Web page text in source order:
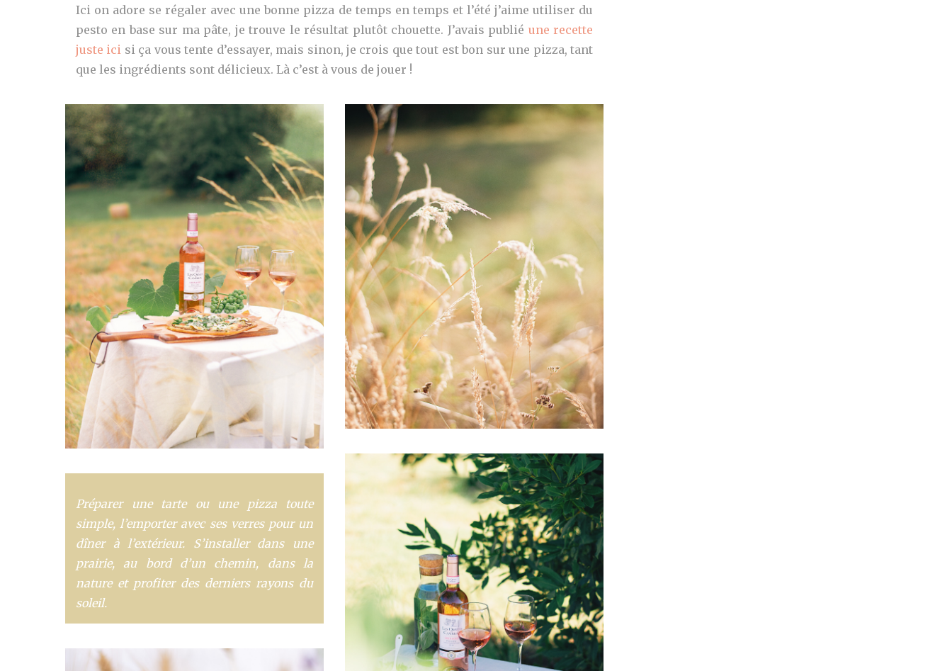
Ici on adore se régaler avec une bonne pizza de temps en temps et l’été j’aime utiliser du
pesto en base sur ma pâte, je trouve le résultat plutôt chouette. J’avais publié une recette
juste ici si ça vous tente d’essayer, mais sinon, je crois que tout est bon sur une pizza, tant
que les ingrédients sont délicieux. Là c’est à vous de jouer !
Préparer une tarte ou une pizza toute
simple, l’emporter avec ses verres pour un
dîner à l’extérieur. S’installer dans une
prairie, au bord d’un chemin, dans la
nature et profiter des derniers rayons du
soleil.